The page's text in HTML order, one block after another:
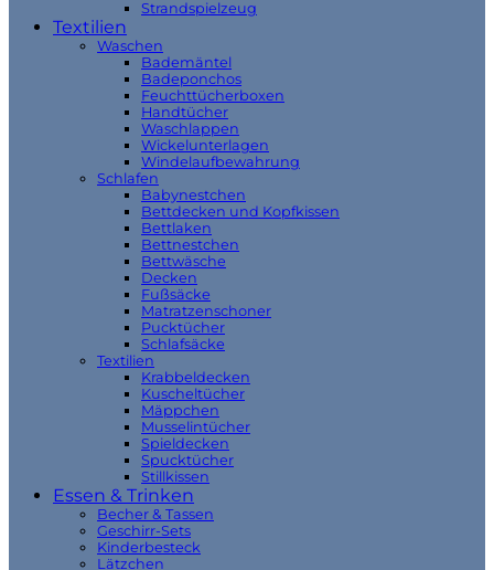
Strandspielzeug
Textilien
Waschen
Bademäntel
Badeponchos
Feuchttücherboxen
Handtücher
Waschlappen
Wickelunterlagen
Windelaufbewahrung
Schlafen
Babynestchen
Bettdecken und Kopfkissen
Bettlaken
Bettnestchen
Bettwäsche
Decken
Fußsäcke
Matratzenschoner
Pucktücher
Schlafsäcke
Textilien
Krabbeldecken
Kuscheltücher
Mäppchen
Musselintücher
Spieldecken
Spucktücher
Stillkissen
Essen & Trinken
Becher & Tassen
Geschirr-Sets
Kinderbesteck
Lätzchen